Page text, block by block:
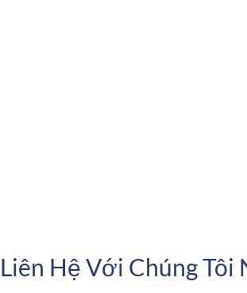
Liên Hệ Với Chúng Tôi